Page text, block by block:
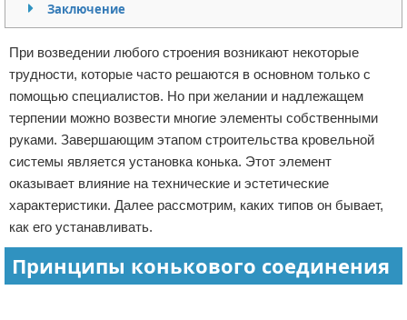
Ремонт дачи
Ремонт квартиры
Инструменты
Ванная
Домашний быт
Коммунальные услуги
Сантехника
Безопасность
Стройматериалы
Для правообладателей
Условия предоставления информации
Отказ от ответственности
Заключение
При возведении любого строения возникают некоторые
трудности, которые часто решаются в основном только с
помощью специалистов. Но при желании и надлежащем
терпении можно возвести многие элементы собственными
руками. Завершающим этапом строительства кровельной
системы является установка конька. Этот элемент
оказывает влияние на технические и эстетические
характеристики. Далее рассмотрим, каких типов он бывает,
как его устанавливать.
Принципы конькового соединения